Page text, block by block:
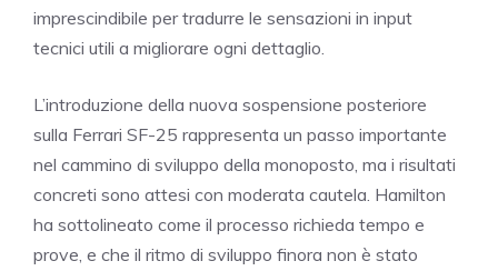
imprescindibile per tradurre le sensazioni in input
tecnici utili a migliorare ogni dettaglio.
L’introduzione della nuova sospensione posteriore
sulla Ferrari SF-25 rappresenta un passo importante
nel cammino di sviluppo della monoposto, ma i risultati
concreti sono attesi con moderata cautela. Hamilton
ha sottolineato come il processo richieda tempo e
prove, e che il ritmo di sviluppo finora non è stato